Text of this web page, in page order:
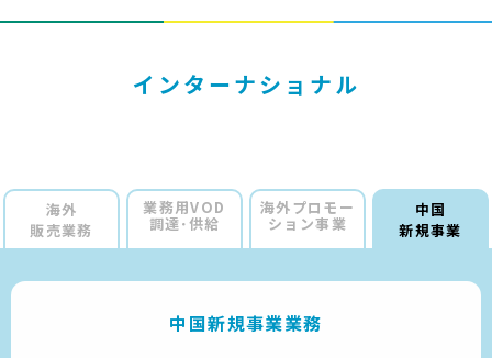
インターナショナル
海外
販売業務
業務用VOD
調達･供給
海外プロモー
ション事業
中国
新規事業
中国新規事業業務